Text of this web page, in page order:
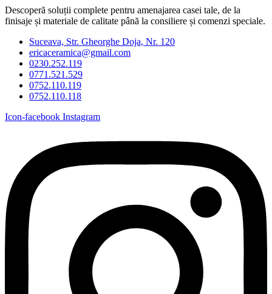
Descoperă soluții complete pentru amenajarea casei tale, de la
finisaje și materiale de calitate până la consiliere și comenzi speciale.
Suceava, Str. Gheorghe Doja, Nr. 120
ericaceramica@gmail.com
0230.252.119
0771.521.529
0752.110.119
0752.110.118
Icon-facebook Instagram